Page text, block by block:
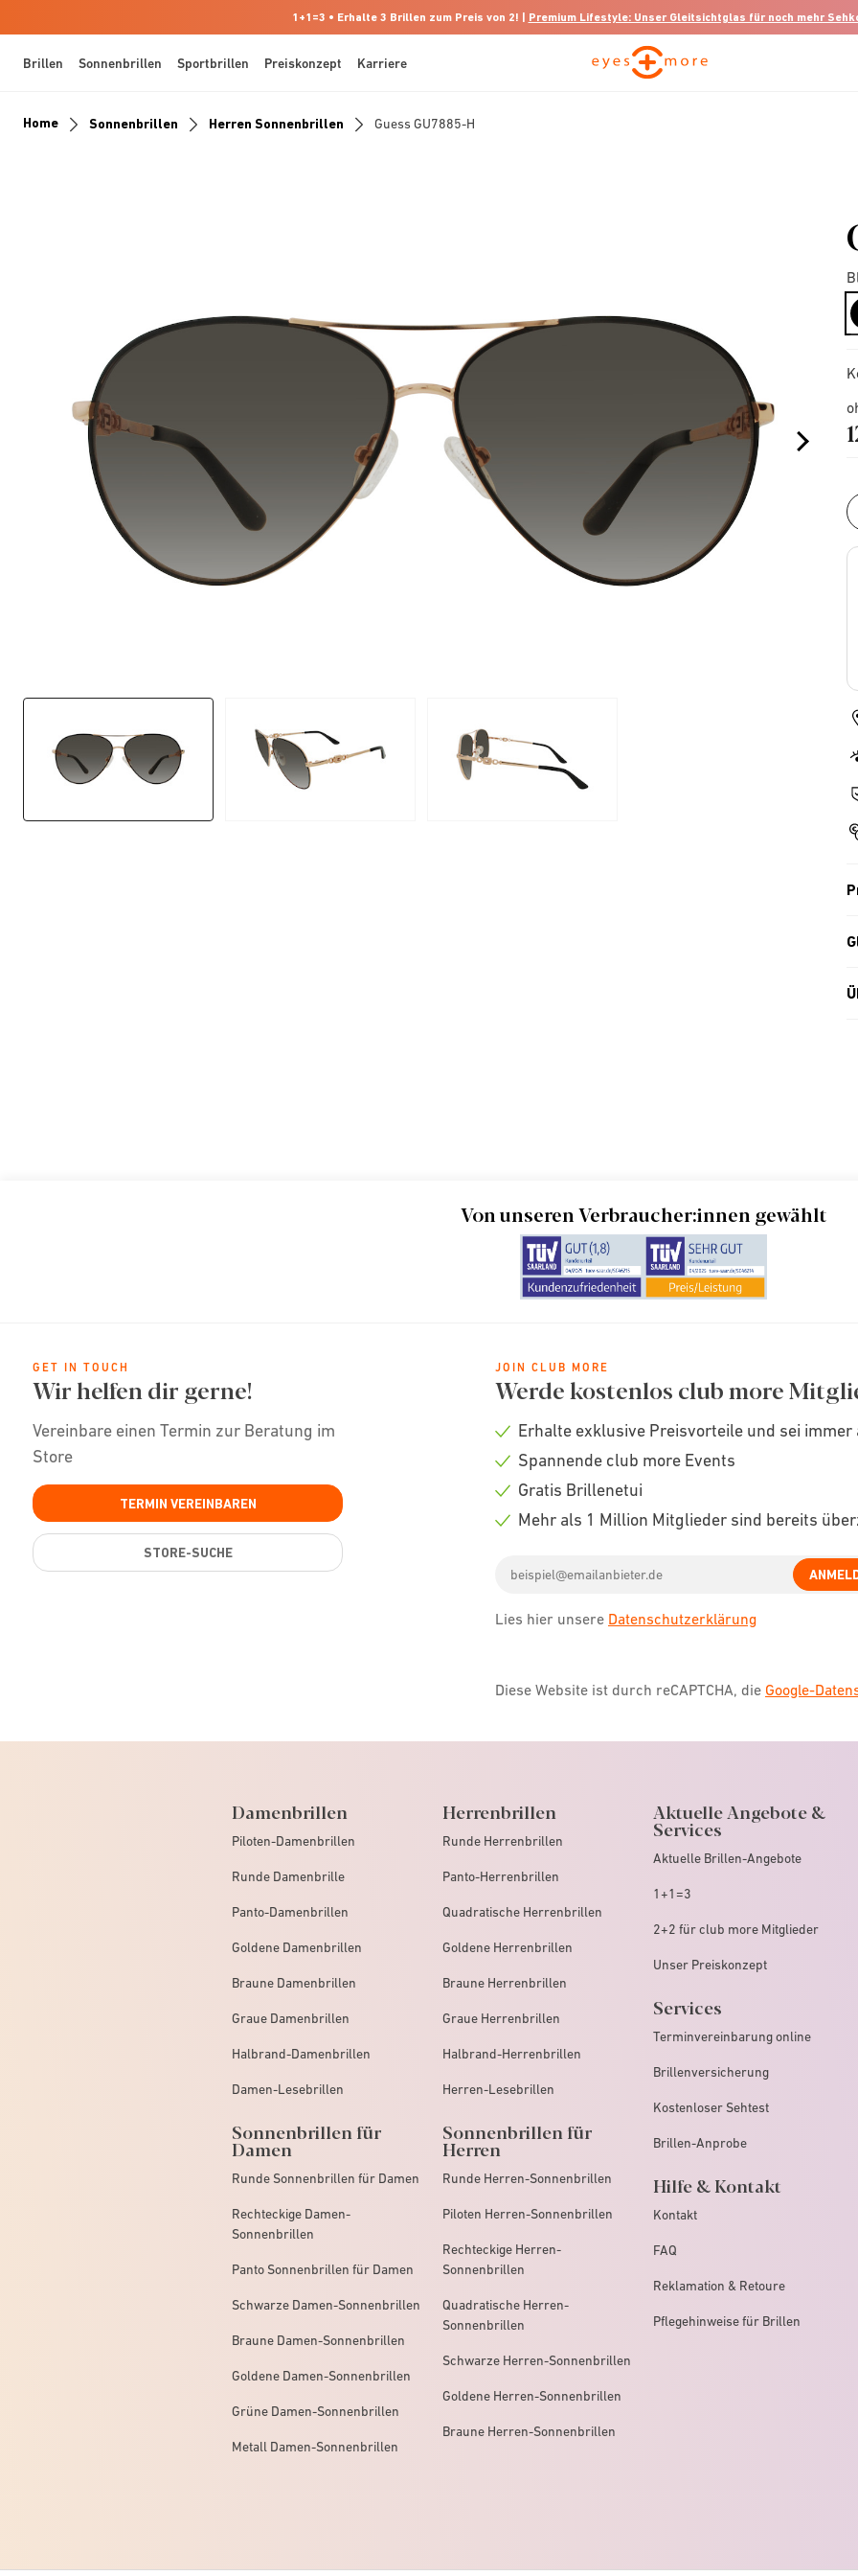
1+1=3 • Erhalte 3 Brillen zum Preis von 2! | Premium Lifestyle: Unser Gleitsichtglas für noch mehr
Brillen Sonnenbrillen Sportbrillen Preiskonzept Karriere
Home Sonnenbrillen Herren Sonnenbrillen Guess GU7885-H
Von unseren Verbraucher:innen gewählt
GET IN TOUCH
Wir helfen dir gerne!
Vereinbare einen Termin zur Beratung im
Store
TERMIN VEREINBAREN
STORE-SUCHE
JOIN CLUB MORE
Werde kostenlos club more
Check
Erhalte exklusive Preisvorteile und sei
Check
Spannende club more Events
Check
Gratis Brillenetui
Mehr als 1 Million Mitglieder sind bereits
address
Lies hier unsere Datenschutzerklärung
Diese Website ist durch reCAPTCHA, die Google-
Damenbrillen
Piloten-Damenbrillen
Runde Damenbrille
Panto-Damenbrillen
Goldene Damenbrillen
Braune Damenbrillen
Graue Damenbrillen
Halbrand-Damenbrillen
Damen-Lesebrillen
Sonnenbrillen für
Damen
Runde Sonnenbrillen für Damen
Rechteckige Damen-
Sonnenbrillen
Panto Sonnenbrillen für Damen
Schwarze Damen-Sonnenbrillen
Braune Damen-Sonnenbrillen
Goldene Damen-Sonnenbrillen
Grüne Damen-Sonnenbrillen
Metall Damen-Sonnenbrillen
Herrenbrillen
Runde Herrenbrillen
Panto-Herrenbrillen
Quadratische Herrenbrillen
Goldene Herrenbrillen
Braune Herrenbrillen
Graue Herrenbrillen
Halbrand-Herrenbrillen
Herren-Lesebrillen
Sonnenbrillen für
Herren
Runde Herren-Sonnenbrillen
Piloten Herren-Sonnenbrillen
Rechteckige Herren-
Sonnenbrillen
Quadratische Herren-
Sonnenbrillen
Schwarze Herren-Sonnenbrillen
Goldene Herren-Sonnenbrillen
Braune Herren-Sonnenbrillen
Aktuelle Angebote &
Services
Aktuelle Brillen-Angebote
1+1=3
2+2 für club more Mitglieder
Unser Preiskonzept
Services
Terminvereinbarung online
Brillenversicherung
Kostenloser Sehtest
Brillen-Anprobe
Hilfe & Kontakt
Kontakt
FAQ
Reklamation & Retoure
Pflegehinweise für Brillen